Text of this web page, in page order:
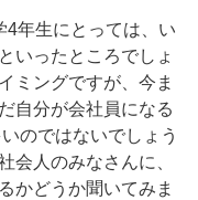
4年生にとっては、い
いったところでしょ
ミングですが、今ま
自分が会社員になる
のではないでしょう
会人のみなさんに、
かどうか聞いてみま